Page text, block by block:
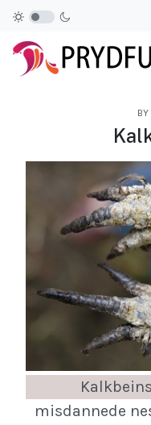
BY
misdannede